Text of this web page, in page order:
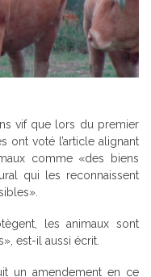
vif que lors du premier
ont voté l’article alignant
comme «des biens
qui les reconnaissent
les animaux sont
est-il aussi écrit.
un amendement en ce